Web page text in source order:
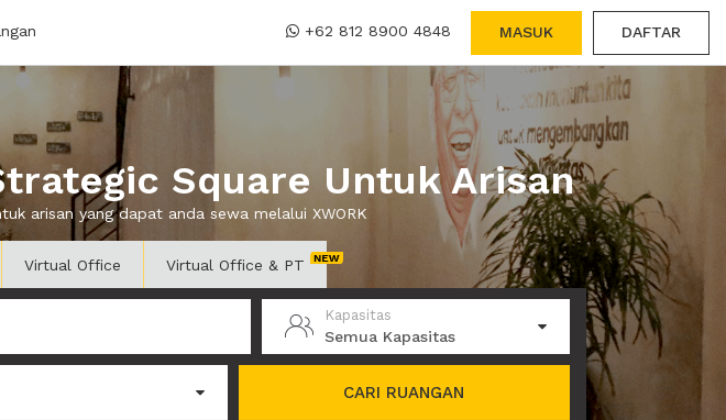
+62 812 8900 4848 MASUK DAFTAR
Square Untuk Arisan
arisan yang dapat anda sewa melalui XWORK
Virtual Office Virtual Office & PT
Kapasitas
Semua Kapasitas
CARI RUANGAN